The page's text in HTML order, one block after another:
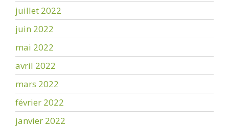
juillet 2022
juin 2022
mai 2022
avril 2022
mars 2022
février 2022
janvier 2022